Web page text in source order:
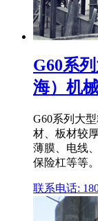
G60系
海）机
G60系列大
材、板材较
薄膜、电线
保险杠等等
联系电话: